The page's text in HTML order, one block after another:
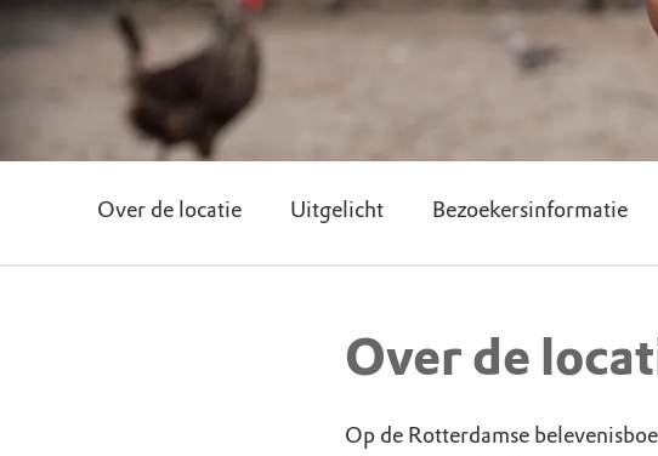
Over de locatie Uitgelicht Bezoekersinformatie
Over de
Op de Rotterdamse